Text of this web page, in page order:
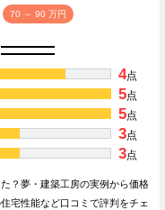
70 ～ 90 万円
4点
5点
5点
3点
3点
？夢・建築工房の実例から価格
宅性能など口コミで評判をチェ